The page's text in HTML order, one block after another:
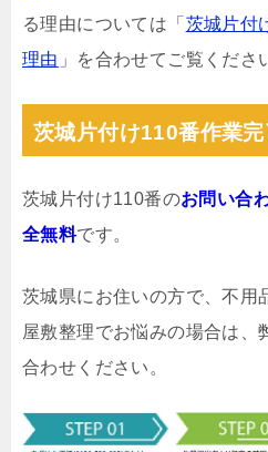
る理由については「 茨城片付
理由 」を合わせてご覧くださ
茨城片付け110番作業
茨城片付け110番のお問い合
全無料です。
茨城県にお住いの方で、不用
屋敷整理でお悩みの場合は、
合わせください。